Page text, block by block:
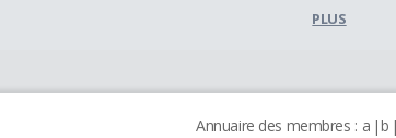
PLUS
Annuaire des membres : a b